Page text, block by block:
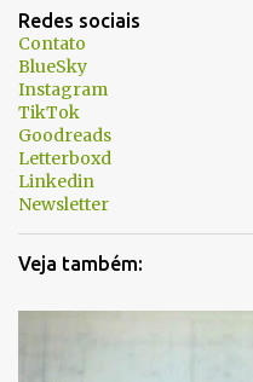
á
r
i
o
s
Redes sociais
Contato
BlueSky
Instagram
TikTok
Goodreads
Letterboxd
Linkedin
Newsletter
Veja também: